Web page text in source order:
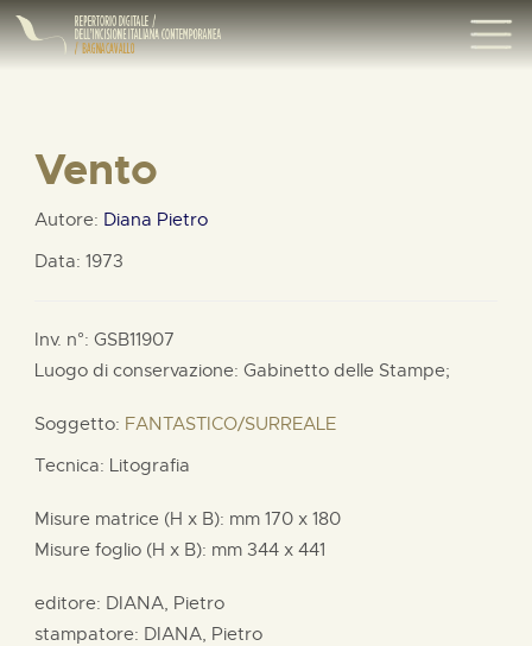
Vento
Autore: Diana Pietro
Data: 1973
Inv. n°: GSB11907
Luogo di conservazione: Gabinetto delle Stampe;
Soggetto: FANTASTICO/SURREALE
Tecnica: Litografia
Misure matrice (H x B): mm 170 x 180
Misure foglio (H x B): mm 344 x 441
editore: DIANA, Pietro
stampatore: DIANA, Pietro